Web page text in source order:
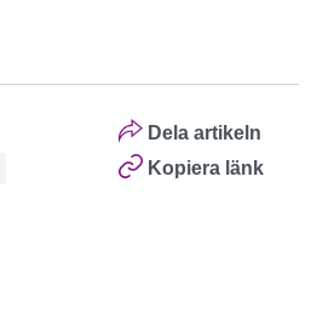
Dela artikeln
Kopiera länk